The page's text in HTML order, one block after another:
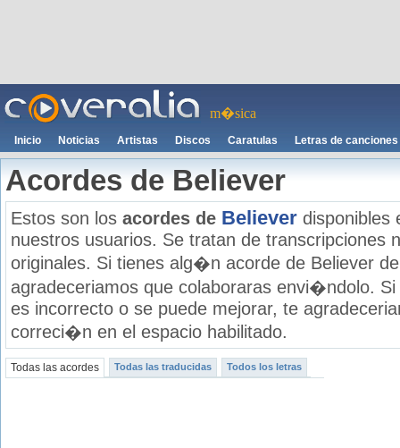
m�sica
Inicio Noticias Artistas Discos Caratulas Letras de canciones
Acordes de Believer
Estos son los acordes de Believer disponibles
nuestros usuarios. Se tratan de transcripciones
originales. Si tienes alg�n acorde de Believer
agradeceriamos que colaboraras envi�ndolo.
es incorrecto o se puede mejorar, te
correci�n en el espacio habilitado.
Todas las acordes Todas las traducidas Todos los letras